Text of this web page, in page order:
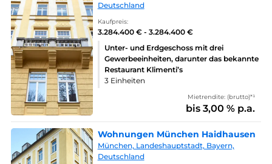
Deutschland
Kaufpreis:
3.284.400 € - 3.284.400 €
Unter- und Erdgeschoss mit drei
Gewerbeeinheiten, darunter das bekannte
Restaurant Klimenti’s
3 Einheiten
Mietrendite: (brutto)*¹
bis 3,00 % p.a.
Wohnungen München Haidhausen
München, Landeshauptstadt, Bayern,
Deutschland